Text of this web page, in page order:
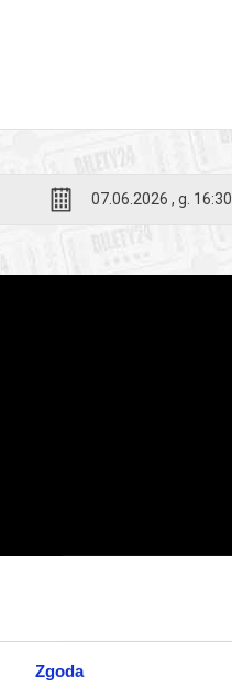
Zgoda
07.06.2026 , g. 16:30